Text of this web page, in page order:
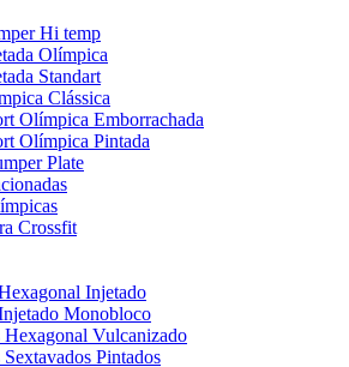
Hi temp
Olímpica
Standart
Clássica
Olímpica Emborrachada
Olímpica Pintada
Plate
Crossfit
Injetado
Monobloco
Vulcanizado
Pintados